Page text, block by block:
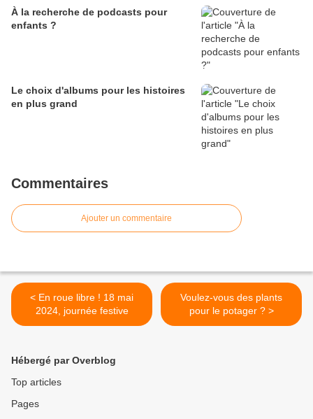
À la recherche de podcasts pour
enfants ?
Le choix d'albums pour les histoires
en plus grand
Commentaires
Ajouter un commentaire
< En roue libre ! 18 mai
2024, journée festive
Voulez-vous des plants
pour le potager ? >
Hébergé par Overblog
Top articles
Pages